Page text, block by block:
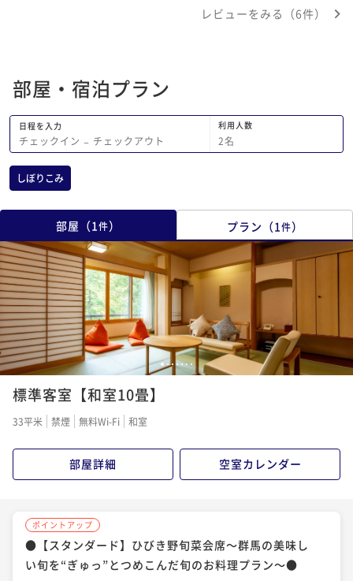
たのですが日本語も
広くてめちゃくちゃ
お願いした家族風呂
よい伊香保の旅にな
レビューをみる（6件）
部屋・宿泊プラン
日程を入力
チェックイン − チェックアウト
利用人数
2名
しぼりこみ
部屋 （1 件） プラン （1 件）
1234567
標準客室【和室10畳】
33平米 禁煙 無料Wi-Fi 和室
部屋詳細 空室カレンダー
ポイントアップ
●【スタンダード】ひびき野旬菜会席～群馬の美味し
い旬を“ぎゅっ”とつめこんだ旬のお料理プラン～●